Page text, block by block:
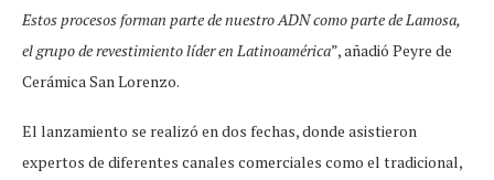
Estos procesos forman parte de nuestro ADN como parte de Lamosa,
el grupo de revestimiento líder en Latinoamérica”, añadió Peyre de
Cerámica San Lorenzo.
El lanzamiento se realizó en dos fechas, donde asistieron
expertos de diferentes canales comerciales como el tradicional,